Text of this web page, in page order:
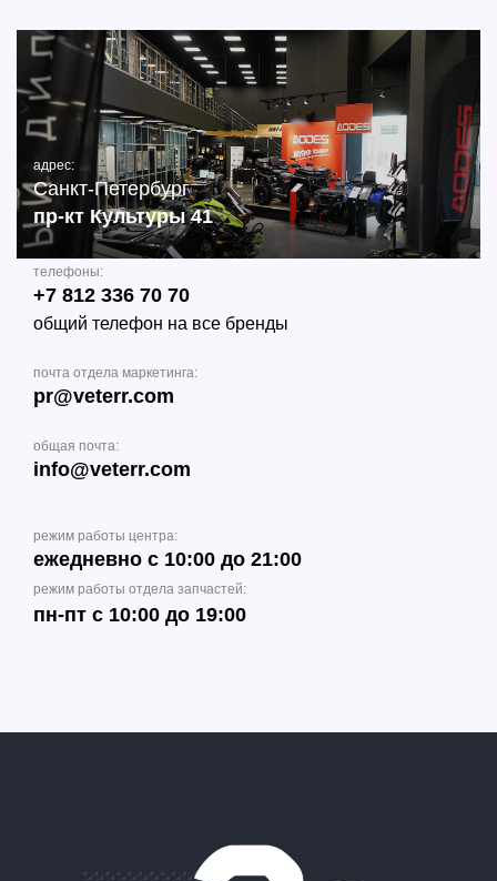
адрес:
Санкт-Петербург
пр-кт Культуры 41
телефоны:
+7 812 336 70 70
общий телефон на все бренды
почта отдела маркетинга:
pr@veterr.com
общая почта:
info@veterr.com
режим работы центра:
ежедневно с 10:00 до 21:00
режим работы отдела запчастей:
пн-пт с 10:00 до 19:00